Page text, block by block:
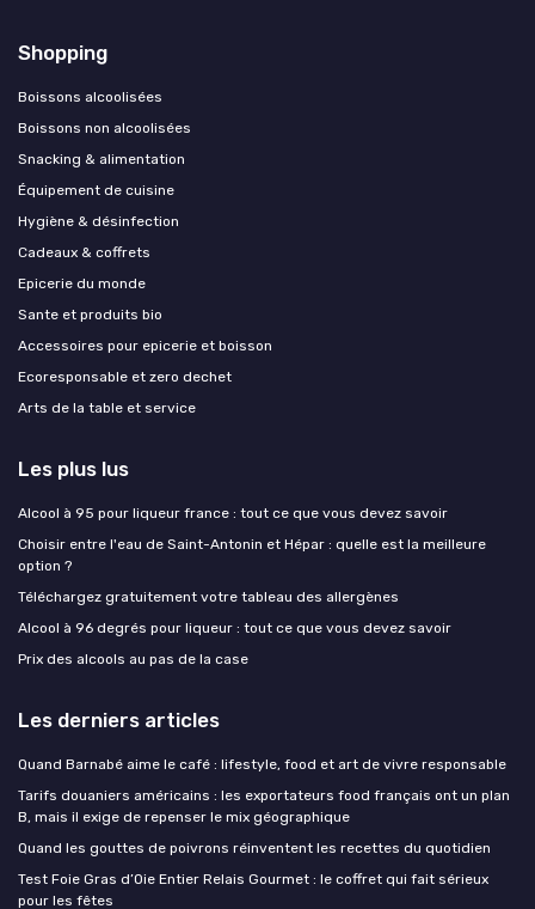
Shopping
Boissons alcoolisées
Boissons non alcoolisées
Snacking & alimentation
Équipement de cuisine
Hygiène & désinfection
Cadeaux & coffrets
Epicerie du monde
Sante et produits bio
Accessoires pour epicerie et boisson
Ecoresponsable et zero dechet
Arts de la table et service
Les plus lus
Alcool à 95 pour liqueur france : tout ce que vous devez savoir
Choisir entre l'eau de Saint-Antonin et Hépar : quelle est la meilleure
option ?
Téléchargez gratuitement votre tableau des allergènes
Alcool à 96 degrés pour liqueur : tout ce que vous devez savoir
Prix des alcools au pas de la case
Les derniers articles
Quand Barnabé aime le café : lifestyle, food et art de vivre responsable
Tarifs douaniers américains : les exportateurs food français ont un plan
B, mais il exige de repenser le mix géographique
Quand les gouttes de poivrons réinventent les recettes du quotidien
Test Foie Gras d’Oie Entier Relais Gourmet : le coffret qui fait sérieux
pour les fêtes